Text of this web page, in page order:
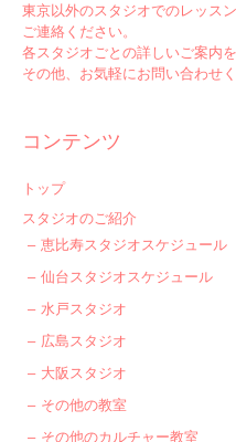
東京以外のスタジオでのレッス
ご連絡ください。
各スタジオごとの詳しいご案内
その他、お気軽にお問い合わせく
コンテンツ
トップ
スタジオのご紹介
恵比寿スタジオスケジュール
仙台スタジオスケジュール
水戸スタジオ
広島スタジオ
大阪スタジオ
その他の教室
その他のカルチャー教室